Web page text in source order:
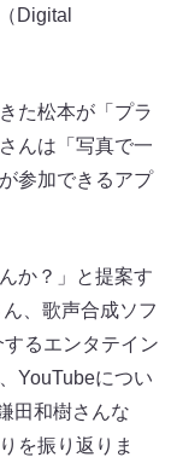
Digital
た松本が「プラ
んは「写真で一
参加できるアプ
か？」と提案す
、歌声合成ソフ
るエンタテイン
YouTubeについ
田和樹さんな
を振り返りま